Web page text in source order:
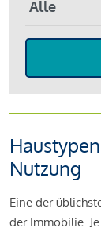
Nutzung
Eine der
der Immobilie.